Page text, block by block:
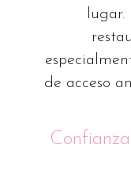
de acceso